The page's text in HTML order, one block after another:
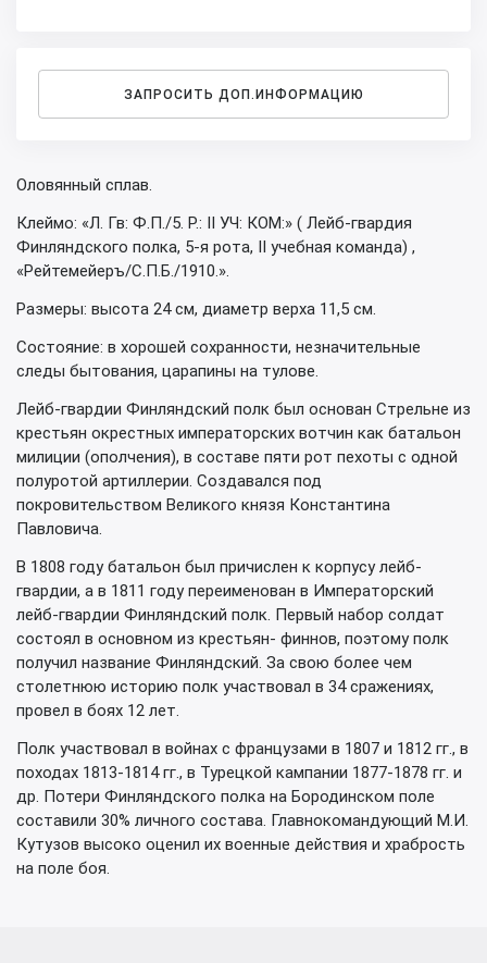
ЗАПРОСИТЬ ДОП.ИНФОРМАЦИЮ
Оловянный сплав.
Клеймо: «Л. Гв: Ф.П./5. Р.: II УЧ: КОМ:» ( Лейб-гвардия
Финляндского полка, 5-я рота, II учебная команда) ,
«Рейтемейеръ/С.П.Б./1910.».
Размеры: высота 24 см, диаметр верха 11,5 см.
Состояние: в хорошей сохранности, незначительные
следы бытования, царапины на тулове.
Лейб-гвардии Финляндский полк был основан Стрельне из
крестьян окрестных императорских вотчин как батальон
милиции (ополчения), в составе пяти рот пехоты с одной
полуротой артиллерии. Создавался под
покровительством Великого князя Константина
Павловича.
В 1808 году батальон был причислен к корпусу лейб-
гвардии, а в 1811 году переименован в Императорский
лейб-гвардии Финляндский полк. Первый набор солдат
состоял в основном из крестьян- финнов, поэтому полк
получил название Финляндский. За свою более чем
столетнюю историю полк участвовал в 34 сражениях,
провел в боях 12 лет.
Полк участвовал в войнах с французами в 1807 и 1812 гг., в
походах 1813-1814 гг., в Турецкой кампании 1877-1878 гг. и
др. Потери Финляндского полка на Бородинском поле
составили 30% личного состава. Главнокомандующий М.И.
Кутузов высоко оценил их военные действия и храбрость
на поле боя.